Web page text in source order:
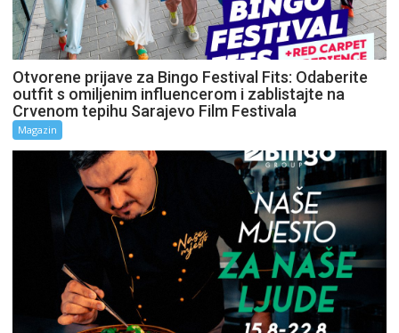
Otvorene prijave za Bingo Festival Fits: Odaberite
outfit s omiljenim influencerom i zablistajte na
Crvenom tepihu Sarajevo Film Festivala
Magazin